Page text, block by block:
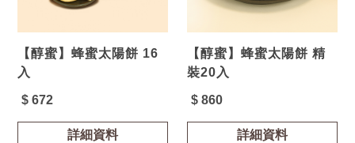
【醇蜜】蜂蜜太陽餅 16
入
$ 672
詳細資料
【醇蜜】蜂蜜太陽餅 精
裝20入
$ 860
詳細資料